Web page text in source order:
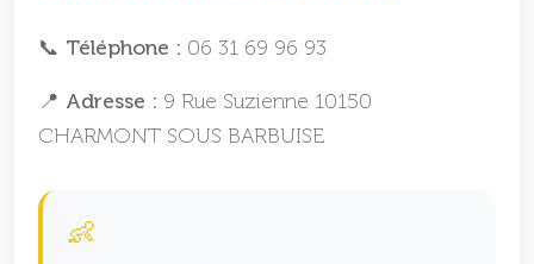
📞 Téléphone : 06 31 69 96 93
📍 Adresse : 9 Rue Suzienne 10150
CHARMONT SOUS BARBUISE
👶